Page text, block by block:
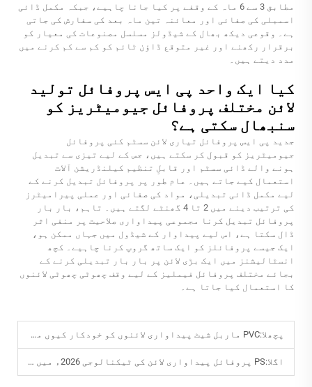
مطابق 3 سے 6 ماہ کے وقفے پر کیا جانا چاہیے، جبکہ مکمل ڈائی
اسمبلی کی صفائی اور معائنہ تین ماہ بعد کی سفارش کی جاتی
ہے۔ وقوعی دیکھ بھال کے شیڈولز مسلسل مصنوعات کی معیار کو
برقرار رکھنے اور غیر متوقع ڈاؤن ٹائم کو کم سے کم کرنے میں
مدد دیتے ہیں۔
کیا ایک واحد پی ایس پروفائل تولید
لائن مختلف پروفائل جیومیٹریز کو
سنبھال سکتی ہے؟
جدید پی ایس پروفائل تیاری لائن سسٹم کئی پروفائل
جیومیٹریز کو قبول کر سکتے ہیں، جس کے لیے تیزی سے تبدیل
ہونے والے ڈائی سسٹم اور قابلِ تنظیم کیلنڈریشن آلات
استعمال کیے جاتے ہیں۔ عام طور پر پروفائل تبدیل کرنے کے
لیے مکمل ڈائی تبدیلی، مواد کی صفائی اور عملی پیرامیٹرز
کی ترتیب دینے میں 2 تا 4 گھنٹے لگتے ہیں۔ تاہم، بار بار
پروفائل تبدیل کرنا مجموعی پیداواری صلاحیت پر منفی اثر
ڈال سکتا ہے، اس لیے پیداوار کے شیڈول میں جہاں ممکن ہو،
ایک جیسے پروفائلز کو ایک ساتھ گروپ کرنا چاہیے۔ کچھ
انسٹالیشنز میں ایک بڑی لائن پر بار بار تبدیلی کرنے کے
بجائے مختلف پروفائل فیملیز کے لیے وقف چھوٹی چھوٹی لائنوں
کا استعمال کیا جاتا ہے۔
پچھلا:PVC ماربل شیٹ پیداواری لائنوں کو خودکار کیوں منتخب کریں؟
اگلا:PS پروفائل پیداواری لائن کی ٹیکنالوجی 2026ء میں کیسے ترقی کر رہی ہے؟